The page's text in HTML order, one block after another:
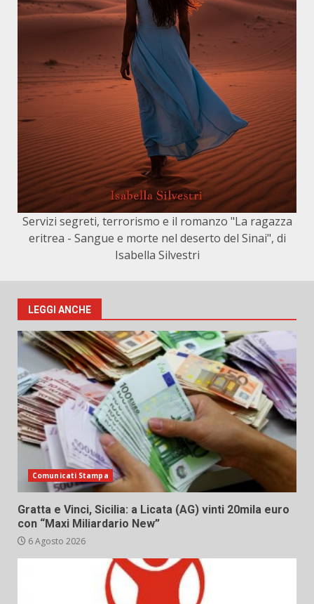
Servizi segreti, terrorismo e il romanzo "La ragazza
eritrea - Sangue e morte nel deserto del Sinai", di
Isabella Silvestri
LEGGI ANCHE
Comunicati Stampa
Gratta e Vinci, Sicilia: a Licata (AG) vinti 20mila euro
con “Maxi Miliardario New”
6 Agosto 2026